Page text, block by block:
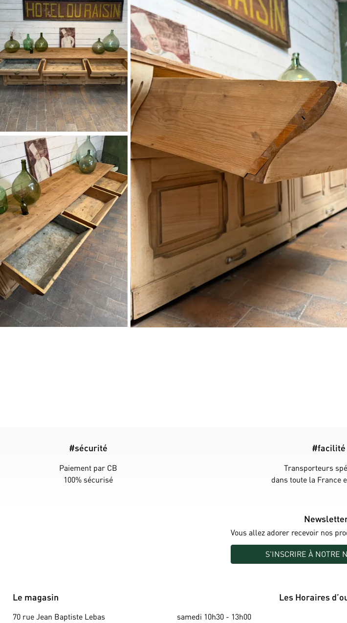
#sécurité
Paiement par CB
100% sécurisé
#facilité
Transporteurs
dans toute la France
Vous allez adorer recevoir nos
S'INSCRIRE À NOTRE
Le magasin
70 rue Jean Baptiste Lebas
Les Horaires
samedi 10h30 - 13h00